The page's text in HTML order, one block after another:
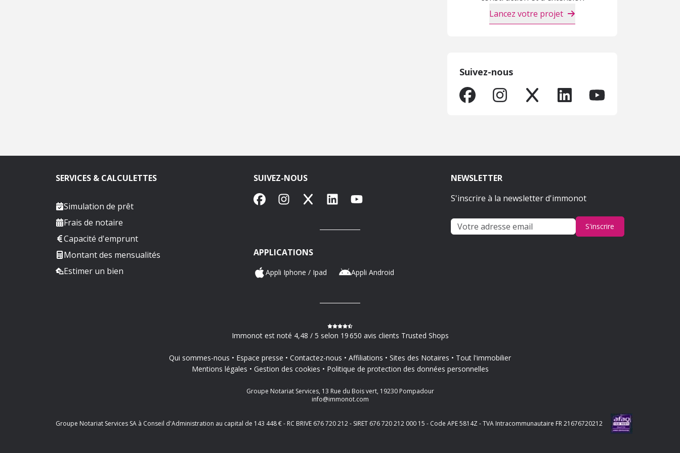
Lancez votre projet
Suivez-nous
SERVICES & CALCULETTES
Simulation de prêt
Frais de notaire
Capacité d'emprunt
Montant des mensualités
Estimer un bien
SUIVEZ-NOUS
FacebookInstagram
X LinkedInYouTube
APPLICATIONS
Appli Iphone / Ipad Appli Android
NEWSLETTER
S'inscrire à la newsletter d'immonot
S'inscrire
Immonot est noté 4,48 / 5 selon 19 650 avis clients Trusted Shops
Qui sommes-nous Espace presse Contactez-nous Affiliations Sites des Notaires
Tout l'immobilier
Mentions légales
Gestion des cookies Politique de protection des données personnelles
Groupe Notariat Services, 13 Rue du Bois vert, 19230 Pompadour
info@immonot.com
Groupe Notariat Services SA à Conseil d'Administration au capital de 143 448 € - RC BRIVE 676 720 212 - SIRET 676 720 212 000 15 - Code APE 5814Z - TVA Intracommunautaire FR 21676720212